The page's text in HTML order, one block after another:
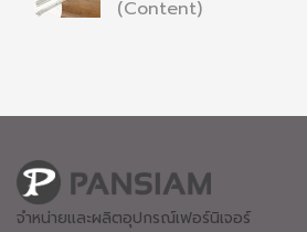
(Content)
จำหน่ายและผลิตอุปกรณ์เฟอร์นิเจอร์